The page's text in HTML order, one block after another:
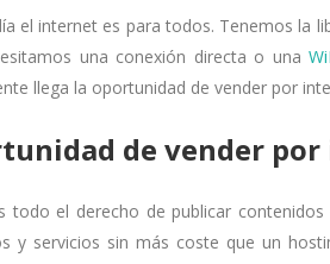
el internet es para todos. Tenemos la
una conexión directa o una
llega la oportunidad de vender por
de vender
todo el derecho de publicar
y servicios sin más coste que un